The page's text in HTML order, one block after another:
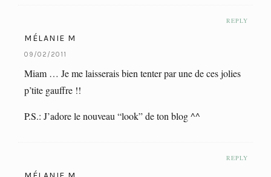
REPLY
MÉLANIE M
09/02/2011
Miam … Je me laisserais bien tenter par une de ces jolies
p’tite gauffre !!
P.S.: J’adore le nouveau “look” de ton blog ^^
REPLY